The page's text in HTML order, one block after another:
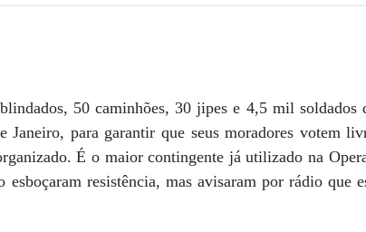
50 caminhões, 30 jipes e 4,5 mil
para garantir que seus moradores votem
É o maior contingente já utilizado na
esboçaram resistência, mas avisaram por rádio que